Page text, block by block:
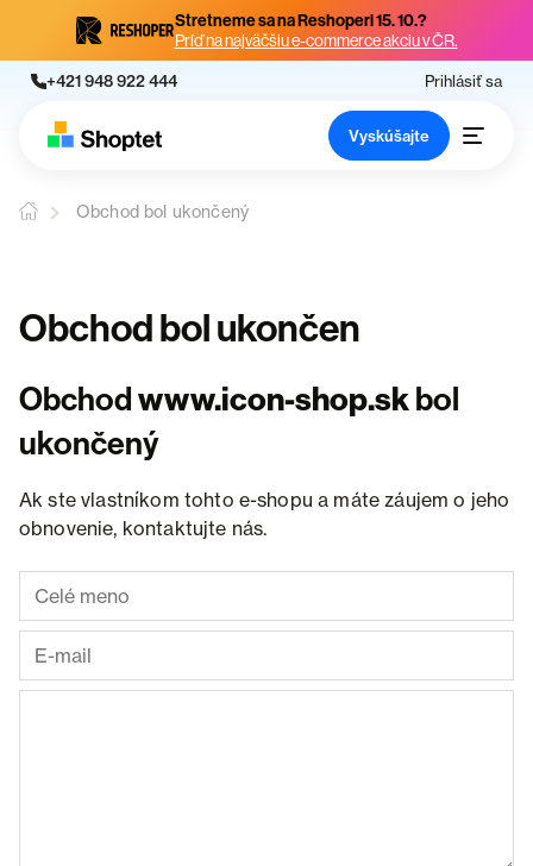
Stretneme sa na Reshoperi 15. 10.?
Príď na najväčšiu e-commerce akciu v ČR.
+421 948 922 444 Prihlásiť sa
Vyskúšajte
Obchod bol ukončený
Obchod bol ukončen
Obchodwww.icon-shop.skbol
ukončený
Ak ste vlastníkom tohto e-shopu a máte záujem o jeho
obnovenie, kontaktujte nás.